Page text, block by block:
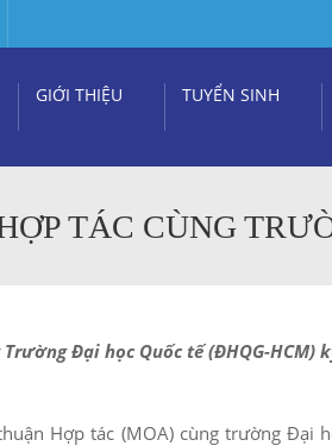
GIỚI THIỆU TUYỂN SINH
TÁC CÙNG
Đại học Quốc tế (ĐHQG-
Hợp tác (MOA) cùng trường